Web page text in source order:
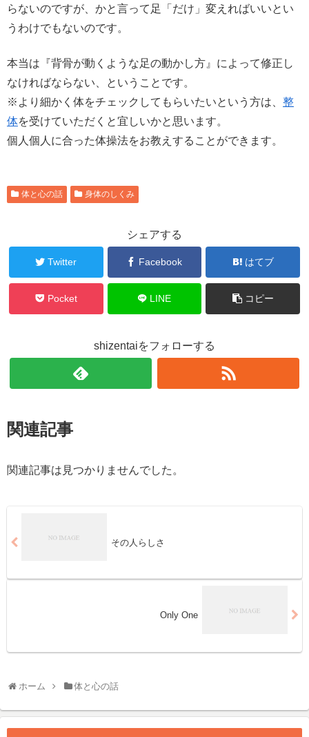
らないのですが、かと言って足「だけ」変えればいいとい
うわけでもないのです。
本当は『背骨が動くような足の動かし方』によって修正し
なければならない、ということです。
※より細かく体をチェックしてもらいたいという方は、 整
体を受けていただくと宜しいかと思います。
個人個人に合った体操法をお教えすることができます。
体と心の話 身体のしくみ
シェアする
Twitter Facebook はてブ
Pocket LINE コピー
shizentaiをフォローする
関連記事
関連記事は見つかりませんでした。
その人らしさ
Only One
ホーム 体と心の話